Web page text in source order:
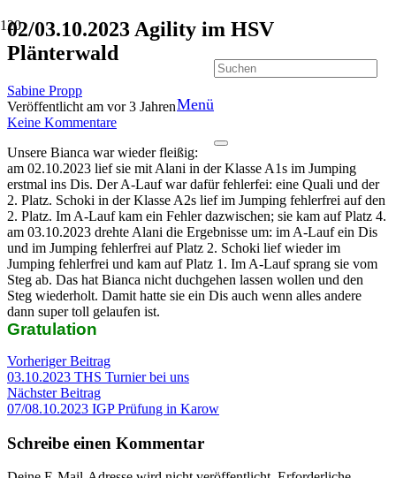
Menü
02/03.10.2023 Agility im HSV
Plänterwald
Sabine Propp
Veröffentlicht am vor 3 Jahren
Keine Kommentare
Unsere Bianca war wieder fleißig:
am 02.10.2023 lief sie mit Alani in der Klasse A1s im Jumping
erstmal ins Dis. Der A-Lauf war dafür fehlerfei: eine Quali und der
2. Platz. Schoki in der Klasse A2s lief im Jumping fehlerfrei auf den
2. Platz. Im A-Lauf kam ein Fehler dazwischen; sie kam auf Platz 4.
am 03.10.2023 drehte Alani die Ergebnisse um: im A-Lauf ein Dis
und im Jumping fehlerfrei auf Platz 2. Schoki lief wieder im
Jumping fehlerfrei und kam auf Platz 1. Im A-Lauf sprang sie vom
Steg ab. Das hat Bianca nicht duchgehen lassen wollen und den
Steg wiederholt. Damit hatte sie ein Dis auch wenn alles andere
dann super toll gelaufen ist.
Gratulation
Vorheriger Beitrag
03.10.2023 THS Turnier bei uns
Nächster Beitrag
07/08.10.2023 IGP Prüfung in Karow
Schreibe einen Kommentar